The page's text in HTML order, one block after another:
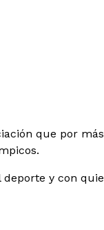
que por
y con